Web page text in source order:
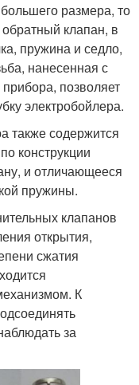
размера, то
клапан, в
пружина и седло,
нанесенная с
позволяет
электробойлера.
также содержится
конструкции
и отличающееся
пружины.
клапанов
открытия,
сжатия
К
за